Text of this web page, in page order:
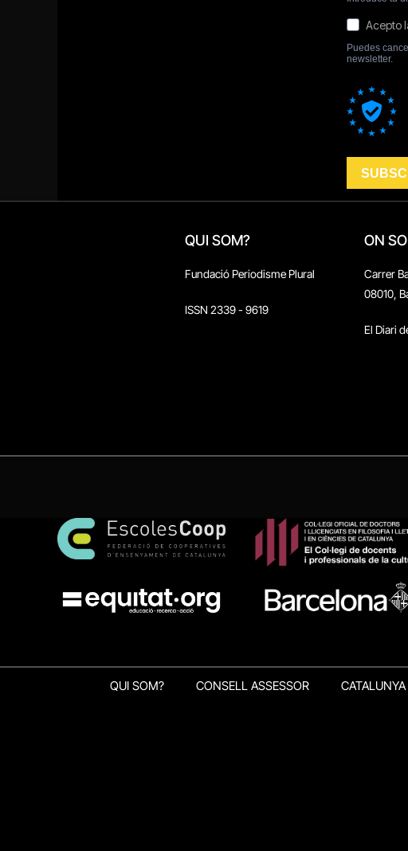
QUI SOM?
Fundació Periodisme Plural
ISSN 2339 - 9619
ON
Carrer
08010,
El Diari
QUI SOM? CONSELL ASSESSOR